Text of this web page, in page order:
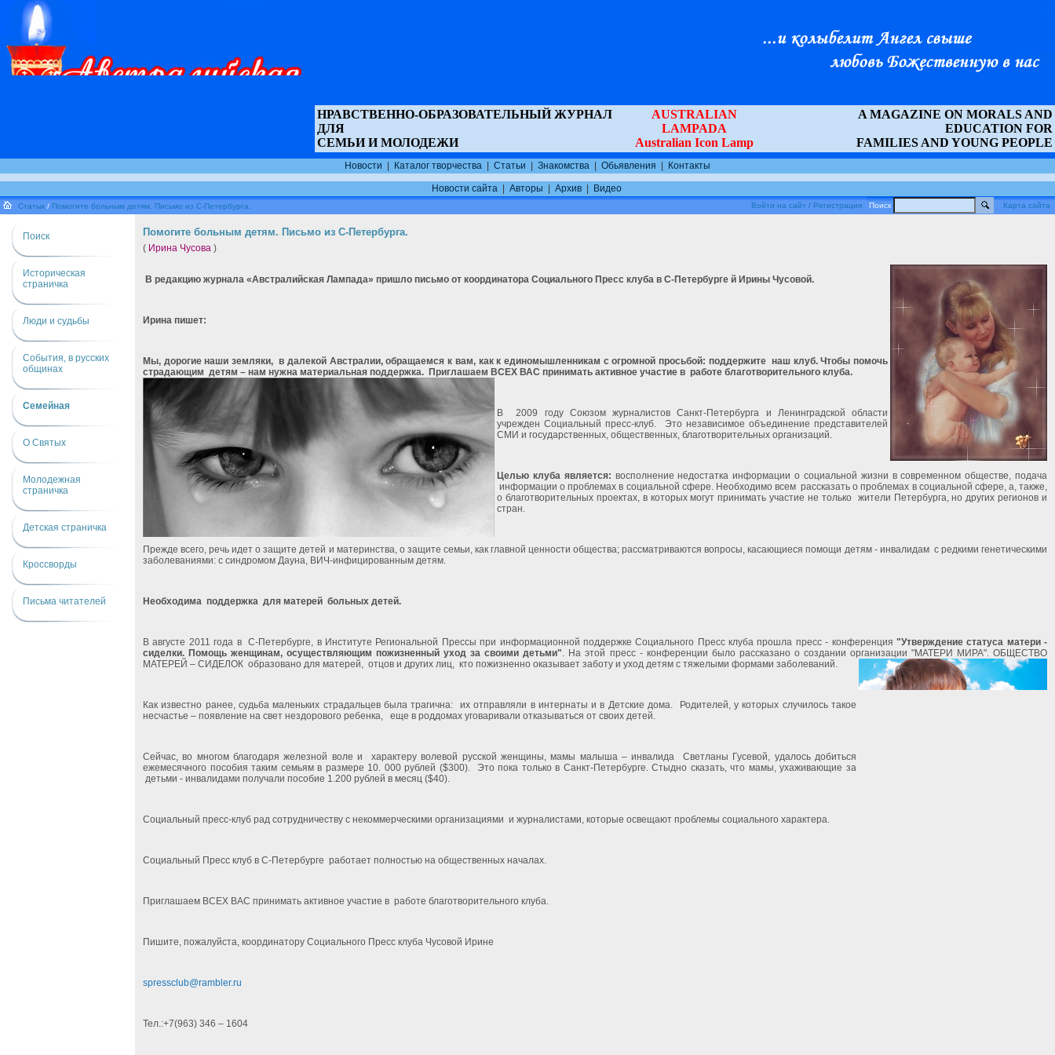
НРАВСТВЕННО-ОБРАЗОВАТЕЛЬНЫЙ ЖУРНАЛ
ДЛЯ
СЕМЬИ И МОЛОДЕЖИ
AUSTRALIAN
LAMPADA
Australian Icon Lamp
A MAGAZINE ON MORALS AND
EDUCATION FOR
FAMILIES AND YOUNG PEOPLE
Новости Каталог творчества Статьи Знакомства Обьявления Контакты
Новости сайта Авторы Архив Видео
Статьи / Помогите больным детям. Письмо из С-Петербурга. Войти на сайт / Регистрация Поиск Карта сайта
Поиск
Историческая
страничка
Люди и судьбы
События, в русских
общинах
Семейная
О Святых
Молодежная
страничка
Детская страничка
Кроссворды
Письма читателей
Помогите больным детям. Письмо из С-Петербурга.
( Ирина Чусова )
В редакцию журнала «Австралийская Лампада» пришло письмо от координатора Социального Пресс клуба в С-Петербурге й Ирины Чусовой.
Ирина пишет:
Мы, дорогие наши земляки, в далекой Австралии, обращаемся к вам, как к единомышленникам с огромной просьбой: поддержите наш клуб. Чтобы помочь
страдающим детям – нам нужна материальная поддержка. Приглашаем ВСЕХ ВАС принимать активное участие в работе благотворительного клуба.
В
2009 году Союзом журналистов Санкт-Петербурга и Ленинградской области
учрежден Социальный пресс-клуб.
Это независимое объединение представителей
СМИ и государственных, общественных, благотворительных организаций.
Целью клуба является: восполнение недостатка информации о социальной жизни в современном обществе, подача
информации о проблемах в социальной сфере. Необходимо всем рассказать о проблемах в социальной сфере, а, также,
о благотворительных проектах, в которых могут принимать участие не только
жители Петербурга, но других регионов и
стран.
Прежде всего, речь идет о защите детей и материнства, о защите семьи, как главной ценности общества; рассматриваются вопросы, касающиеся помощи детям - инвалидам с редкими генетическими
заболеваниями: с синдромом Дауна, ВИЧ-инфицированным детям.
Необходима поддержка для матерей больных детей.
В августе 2011 года в С-Петербурге, в Институте Региональной Прессы при информационной поддержке Социального Пресс клуба прошла пресс - конференция "Утверждение статуса матери -
сиделки. Помощь женщинам, осуществляющим пожизненный уход за своими детьми". На этой пресс - конференции было рассказано о создании организации "МАТЕРИ МИРА". ОБЩЕСТВО
МАТЕРЕЙ – СИДЕЛОК образовано для матерей, отцов и других лиц, кто пожизненно оказывает заботу и уход детям с тяжелыми формами заболеваний.
Как известно ранее, судьба маленьких страдальцев была трагична: их отправляли в интернаты и в Детские дома.
Родителей, у которых случилось такое
несчастье – появление на свет нездорового ребенка,
еще в роддомах уговаривали отказываться от своих детей.
Сейчас, во многом благодаря железной воле и характеру волевой русской женщины, мамы малыша – инвалида
Светланы Гусевой, удалось добиться
ежемесячного пособия таким семьям в размере 10. 000 рублей ($300).
Это пока только в Санкт-Петербурге. Стыдно сказать, что мамы, ухаживающие за
детьми - инвалидами получали пособие 1.200 рублей в месяц ($40).
Социальный пресс-клуб рад сотрудничеству с некоммерческими организациями и журналистами, которые освещают проблемы социального характера.
Социальный Пресс клуб в С-Петербурге работает полностью на общественных началах.
Приглашаем ВСЕХ ВАС принимать активное участие в работе благотворительного клуба.
Пишите, пожалуйста, координатору Социального Пресс клуба Чусовой Ирине
spressclub@rambler.ru
Тел.:+7(963) 346 – 1604